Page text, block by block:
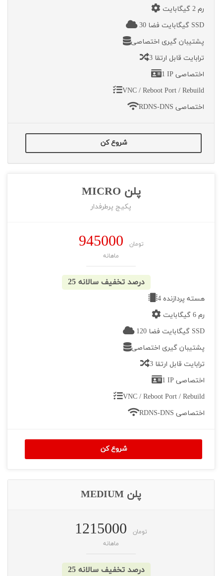
رم 2 گیگابایت
30 گیگابایت فضا SSD
پشتیبان گیری اختصاصی
3 ترابایت قابل ارتقا
1 IP اختصاصی
VNC / Reboot Port / Rebuild
RDNS-DNS اختصاصی
شروع کن
پلن MICRO
پکیج پرطرفدار
945000
تومان
ماهانه
25 درصد تخفیف سالانه
4 هسته پردازنده
رم 6 گیگابایت
120 گیگابایت فضا SSD
پشتیبان گیری اختصاصی
3 ترابایت قابل ارتقا
1 IP اختصاصی
VNC / Reboot Port / Rebuild
RDNS-DNS اختصاصی
شروع کن
پلن MEDIUM
1215000
تومان
ماهانه
25 درصد تخفیف سالانه